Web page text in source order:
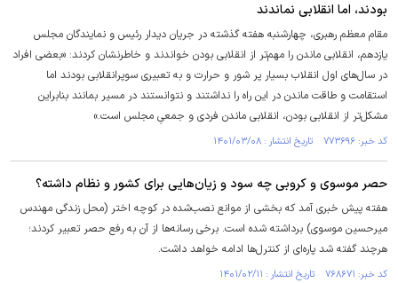
بودند، اما انقلابی نماندند
مقام معظم رهبری، چهارشنبه هفته گذشته در جریان دیدار رئیس و نمایندگان مجلس
یازدهم، انقلابی ماندن را مهم‌تر از انقلابی بودن خواندند و خاطرنشان کردند: «بعضی افراد
در سال‌های اول انقلاب بسیار پر شور و حرارت و به تعبیری سوپرانقلابی بودند اما
استقامت و طاقت ماندن در این راه را نداشتند و نتوانستند در مسیر بمانند بنابراین
مشکل‌تر از انقلابی بودن، انقلابی ماندن فردی و جمعیِ مجلس است.»
کد خبر: ۷۷۳۶۹۶ تاریخ انتشار : ۱۴۰۱/۰۳/۰۸
حصر موسوی و کروبی چه سود و زیان‌هایی برای کشور و نظام داشته؟
هفته پیش خبری آمد که بخشی از موانع نصب‌شده در کوچه اختر (محل زندگی مهندس
میرحسین موسوی) برداشته شده است. برخی رسانه‌ها از آن به رفع حصر تعبیر کردند؛
هرچند گفته شد پاره‌ای از کنترل‌ها ادامه خواهد داشت.
کد خبر: ۷۶۸۶۷۱ تاریخ انتشار : ۱۴۰۱/۰۲/۱۱